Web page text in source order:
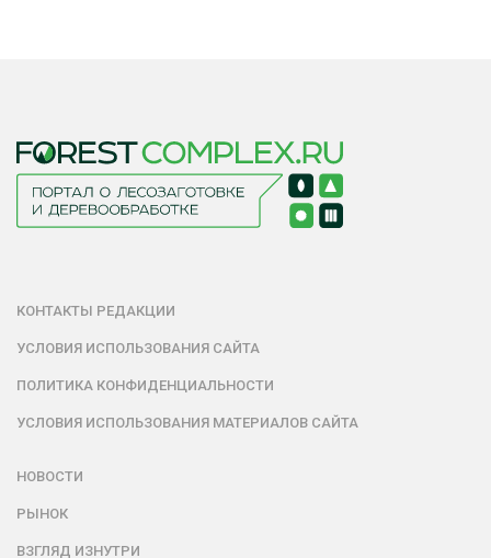
КОНТАКТЫ РЕДАКЦИИ
УСЛОВИЯ ИСПОЛЬЗОВАНИЯ САЙТА
ПОЛИТИКА КОНФИДЕНЦИАЛЬНОСТИ
УСЛОВИЯ ИСПОЛЬЗОВАНИЯ МАТЕРИАЛОВ САЙТА
НОВОСТИ
РЫНОК
ВЗГЛЯД ИЗНУТРИ